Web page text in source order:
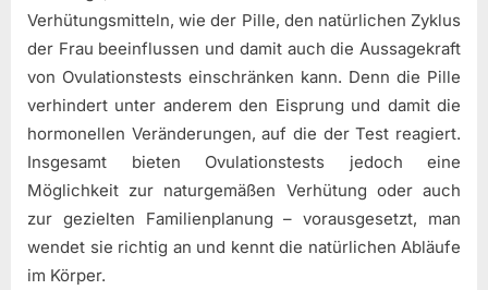
Verhütungsmitteln, wie der Pille, den natürlichen Zyklus
der Frau beeinflussen und damit auch die Aussagekraft
von Ovulationstests einschränken kann. Denn die Pille
verhindert unter anderem den Eisprung und damit die
hormonellen Veränderungen, auf die der Test reagiert.
Insgesamt bieten Ovulationstests jedoch eine
Möglichkeit zur naturgemäßen Verhütung oder auch
zur gezielten Familienplanung – vorausgesetzt, man
wendet sie richtig an und kennt die natürlichen Abläufe
im Körper.